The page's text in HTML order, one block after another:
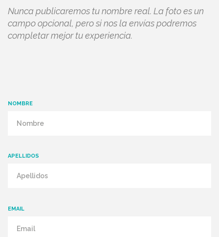
Nunca publicaremos tu nombre real. La foto es un
campo opcional, pero si nos la envías podremos
completar mejor tu experiencia.
NOMBRE
APELLIDOS
EMAIL